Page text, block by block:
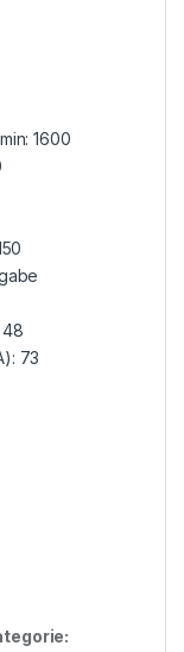
1600
48
73